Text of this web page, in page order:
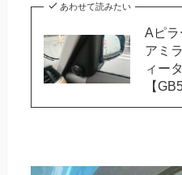
あわせて読みたい
Aピ
アミ
ィー
【